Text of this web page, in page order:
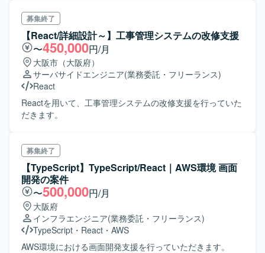
募集終了
【React/詳細設計～】工事管理システムの改修支援
〜450,000円/月
大阪市（大阪府）
サーバサイドエンジニア(業務委託・フリーランス)
React
Reactを用いて、工事管理システムの改修支援を行っていた
だきます。
募集終了
【TypeScript】TypeScript/React｜AWS環境 画面
開発の案件
〜500,000円/月
大阪府
インフラエンジニア(業務委託・フリーランス)
TypeScript ・ React ・ AWS
AWS環境における画面開発支援を行っていただきます。